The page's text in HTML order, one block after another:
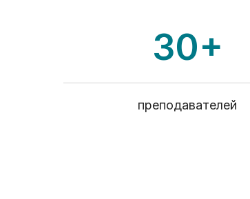
30+
преподавателей